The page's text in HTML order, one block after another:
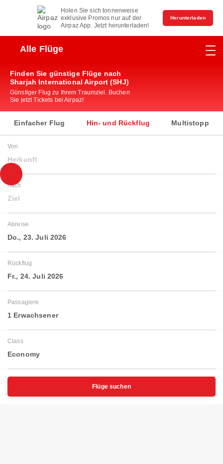
Holen Sie sich tonnenweise
exklusive Promos nur auf der
Airpaz App. Jetzt herunterladen!
Herunterladen
Alle Flüge
Finden Sie günstige Flüge nach
Sharjah International Airport (SHJ)
Günstiger Flug zu Ihrem Traumziel. Buchen
Sie jetzt Tickets bei Airpaz!
Einfacher Flug Hin- und Rückflug Multistopp
Von
Herkunft
nach
Ziel
Abreise
Do., 23. Juli 2026
Rückflug
Fr., 24. Juli 2026
Passagiere
1 Erwachsener
Class
Economy
Flüge suchen